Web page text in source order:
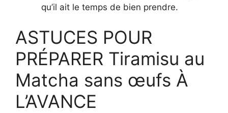
qu’il ait le temps de bien prendre.
ASTUCES POUR
PRÉPARER Tiramisu au
Matcha sans œufs À
L’AVANCE